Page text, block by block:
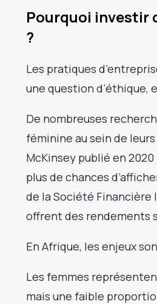
Pourquoi investir
?
Les pratiques
une question d’éthique,
De nombreuses
féminine au sein de
McKinsey publié en
plus de chances
de la Société
offrent des rendements
En Afrique, les enjeux
Les femmes
mais une faible